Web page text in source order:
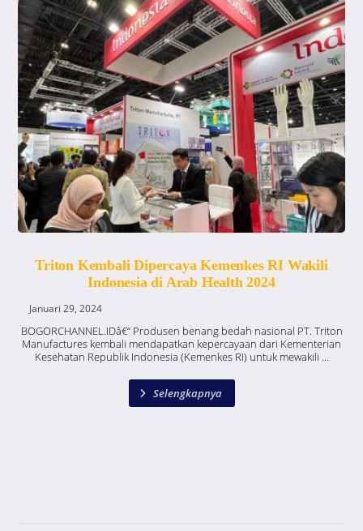
Triton Kembali Dipercaya Kemenkes RI Wakili
Indonesia di Arab Health 2024
Januari 29, 2024
BOGORCHANNEL.IDâ€“ Produsen benang bedah nasional PT. Triton
Manufactures kembali mendapatkan kepercayaan dari Kementerian
Kesehatan Republik Indonesia (Kemenkes RI) untuk mewakili ...
Selengkapnya